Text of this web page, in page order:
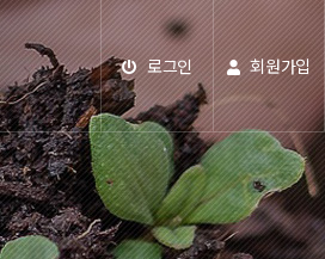
로그인 회원가입